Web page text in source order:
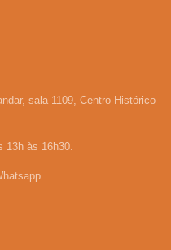
sala 1109, Centro Histórico
13h às 16h30.